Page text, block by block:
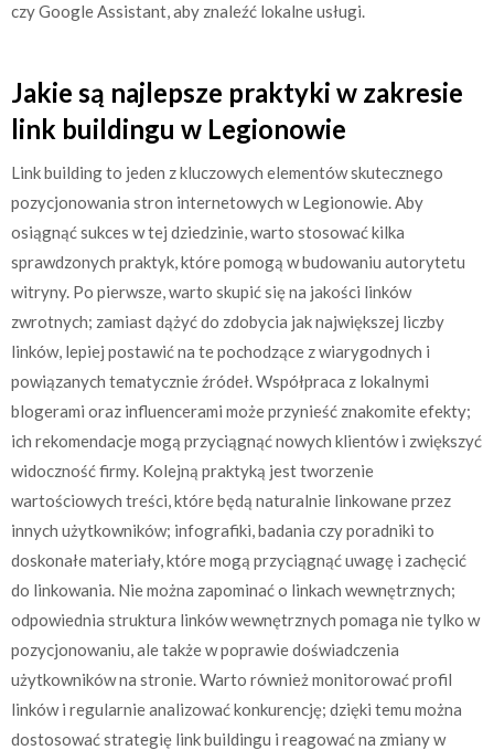
czy Google Assistant, aby znaleźć lokalne usługi.
Jakie są najlepsze praktyki w zakresie
link buildingu w Legionowie
Link building to jeden z kluczowych elementów skutecznego
pozycjonowania stron internetowych w Legionowie. Aby
osiągnąć sukces w tej dziedzinie, warto stosować kilka
sprawdzonych praktyk, które pomogą w budowaniu autorytetu
witryny. Po pierwsze, warto skupić się na jakości linków
zwrotnych; zamiast dążyć do zdobycia jak największej liczby
linków, lepiej postawić na te pochodzące z wiarygodnych i
powiązanych tematycznie źródeł. Współpraca z lokalnymi
blogerami oraz influencerami może przynieść znakomite efekty;
ich rekomendacje mogą przyciągnąć nowych klientów i zwiększyć
widoczność firmy. Kolejną praktyką jest tworzenie
wartościowych treści, które będą naturalnie linkowane przez
innych użytkowników; infografiki, badania czy poradniki to
doskonałe materiały, które mogą przyciągnąć uwagę i zachęcić
do linkowania. Nie można zapominać o linkach wewnętrznych;
odpowiednia struktura linków wewnętrznych pomaga nie tylko w
pozycjonowaniu, ale także w poprawie doświadczenia
użytkowników na stronie. Warto również monitorować profil
linków i regularnie analizować konkurencję; dzięki temu można
dostosować strategię link buildingu i reagować na zmiany w